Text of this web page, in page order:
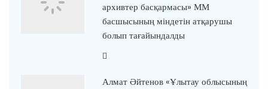
архивтер басқармасы» ММ
басшысының міндетін атқарушы
болып тағайындалды
Алмат Әйтенов «Ұлытау облысының